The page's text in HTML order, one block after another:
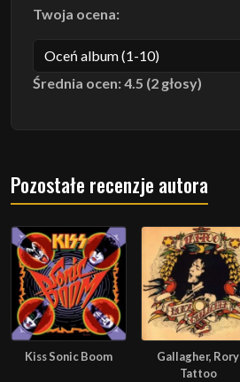
Twoja ocena:
Średnia ocen: 4.5 (2 głosy)
Pozostałe recenzje autora
Kiss Sonic Boom
Gallagher, Rory
Tattoo